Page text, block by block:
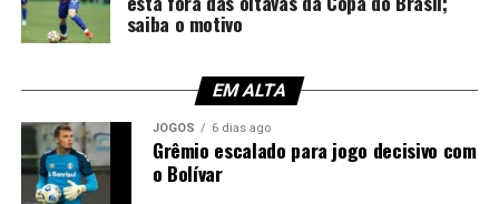
Tchéquia, de virada, por 2 a 1. Assim, os coreanos estão
na segunda colocação com três pontos. Já o México, com
o líder. Os tchecos aparecem na terceira posição com
lanternas, sem pontos somados e saldo de -2.
Foto: Getty Images Sport
saiba o motivo
EM ALTA
JOGOS 6 dias ago
Grêmio escalado para jogo decisivo com
o Bolívar